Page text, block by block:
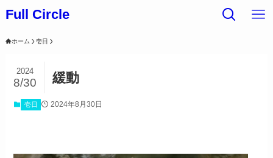
Full Circle
ホーム 壱日
緩動
2024
8/30
壱日 2024年8月30日